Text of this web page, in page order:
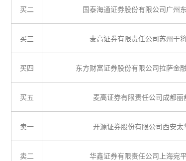
买二 国泰海通证券股份有限公司广州
买三 麦高证券有限责任公司苏州干
买四 东方财富证券股份有限公司拉萨金
买五 麦高证券有限责任公司成都丽
卖一 开源证券股份有限公司西安太
卖二 华鑫证券有限责任公司上海宛